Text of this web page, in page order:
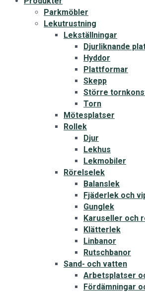
Parkmöbler
Lekutrustning
Lekställningar
Djurliknande
Hyddor
Plattformar
Skepp
Större
Torn
Mötesplatser
Rollek
Djur
Lekhus
Lekmobiler
Rörelselek
Balanslek
Fjäderlek och
Gunglek
Karuseller och
Klätterlek
Linbanor
Rutschbanor
Sand- och vatten
Arbetsplatser
Fördämningar